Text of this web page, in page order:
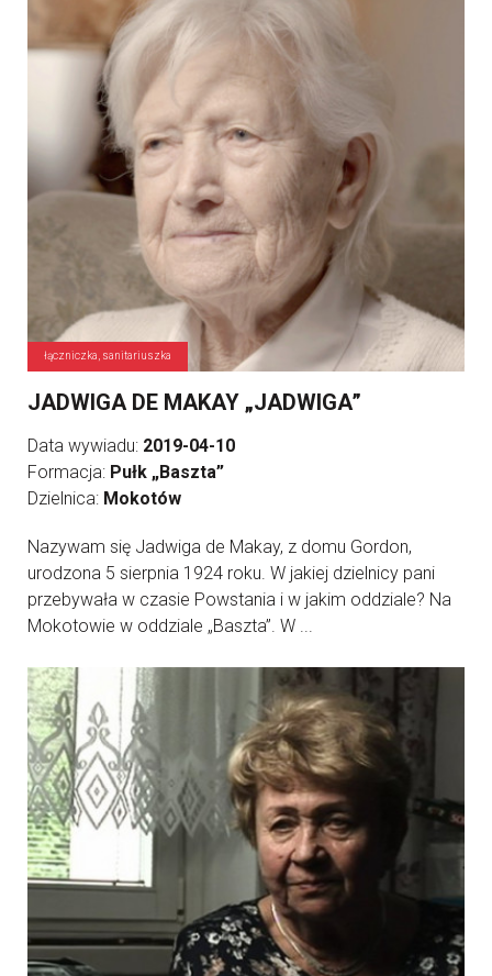
łączniczka, sanitariuszka
JADWIGA DE MAKAY „JADWIGA”
Data wywiadu: 2019-04-10
Formacja: Pułk „Baszta”
Dzielnica: Mokotów
Nazywam się Jadwiga de Makay, z domu Gordon,
urodzona 5 sierpnia 1924 roku. W jakiej dzielnicy pani
przebywała w czasie Powstania i w jakim oddziale? Na
Mokotowie w oddziale „Baszta”. W ...